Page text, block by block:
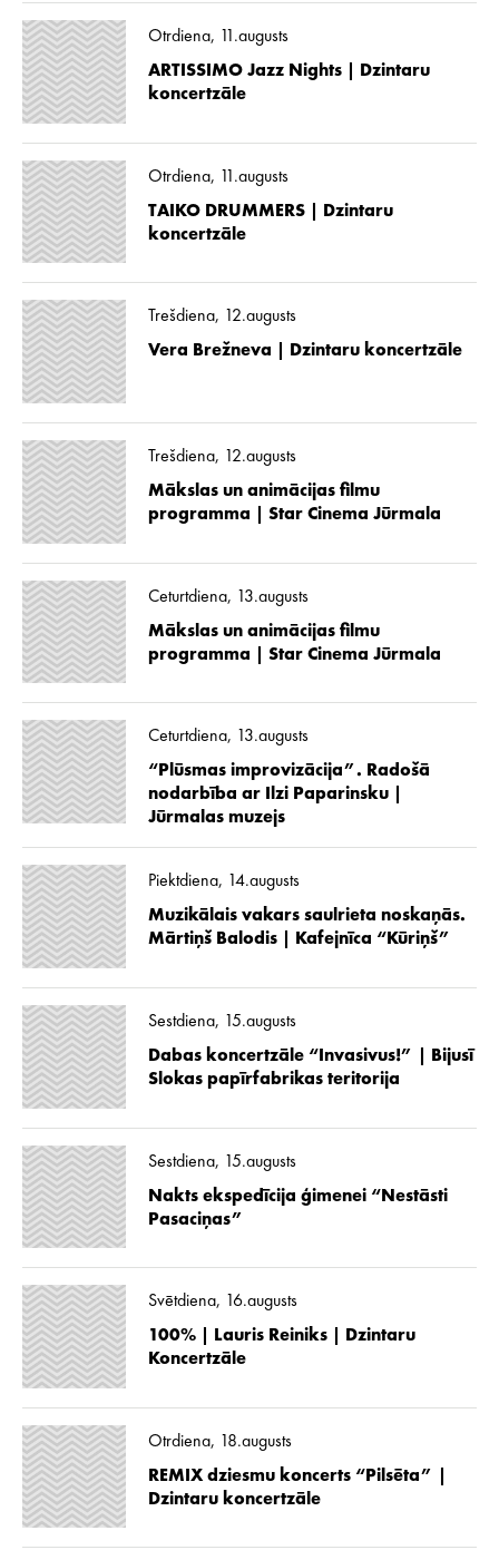
Otrdiena, 11.augusts
ARTISSIMO Jazz Nights | Dzintaru
koncertzāle
Otrdiena, 11.augusts
TAIKO DRUMMERS | Dzintaru
koncertzāle
Trešdiena, 12.augusts
Vera Brežneva | Dzintaru koncertzāle
Trešdiena, 12.augusts
Mākslas un animācijas filmu
programma | Star Cinema Jūrmala
Ceturtdiena, 13.augusts
Mākslas un animācijas filmu
programma | Star Cinema Jūrmala
Ceturtdiena, 13.augusts
“Plūsmas improvizācija”. Radošā
nodarbība ar Ilzi Paparinsku |
Jūrmalas muzejs
Piektdiena, 14.augusts
Muzikālais vakars saulrieta noskaņās.
Mārtiņš Balodis | Kafejnīca “Kūriņš”
Sestdiena, 15.augusts
Dabas koncertzāle “Invasivus!” | Bijusī
Slokas papīrfabrikas teritorija
Sestdiena, 15.augusts
Nakts ekspedīcija ģimenei “Nestāsti
Pasaciņas”
Svētdiena, 16.augusts
100% | Lauris Reiniks | Dzintaru
Koncertzāle
Otrdiena, 18.augusts
REMIX dziesmu koncerts “Pilsēta” |
Dzintaru koncertzāle